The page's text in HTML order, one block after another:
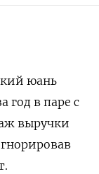
юань
год в паре с
выручки